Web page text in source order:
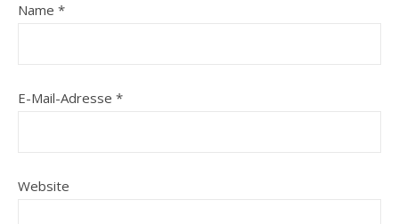
Name *
E-Mail-Adresse *
Website